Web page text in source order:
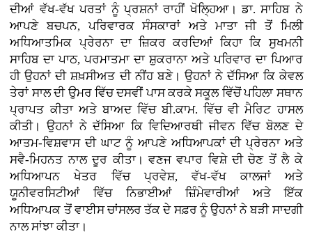
ਦੀਆਂ ਵੱਖ-ਵੱਖ ਪਰਤਾਂ ਨੂੰ ਪ੍ਰਸ਼ਨਾਂ ਰਾਹੀਂ ਖੋਲ੍ਹਿਆ। ਡਾ. ਸਾਹਿਬ ਨੇ
ਆਪਣੇ ਬਚਪਨ, ਪਰਿਵਾਰਕ ਸੰਸਕਾਰਾਂ ਅਤੇ ਮਾਤਾ ਜੀ ਤੋਂ ਮਿਲੀ
ਅਧਿਆਤਮਿਕ ਪ੍ਰੇਰਨਾ ਦਾ ਜ਼ਿਕਰ ਕਰਦਿਆਂ ਕਿਹਾ ਕਿ ਸੁਖਮਨੀ
ਸਾਹਿਬ ਦਾ ਪਾਠ, ਪਰਮਾਤਮਾ ਦਾ ਸ਼ੁਕਰਾਨਾ ਅਤੇ ਪਰਿਵਾਰ ਦਾ ਪਿਆਰ
ਹੀ ਉਹਨਾਂ ਦੀ ਸ਼ਖ਼ਸੀਅਤ ਦੀ ਨੀਂਹ ਬਣੇ। ਉਹਨਾਂ ਨੇ ਦੱਸਿਆ ਕਿ ਕੇਵਲ
ਤੇਰਾਂ ਸਾਲ ਦੀ ਉਮਰ ਵਿੱਚ ਦਸਵੀਂ ਪਾਸ ਕਰਕੇ ਸਕੂਲ ਵਿੱਚੋਂ ਪਹਿਲਾ ਸਥਾਨ
ਪ੍ਰਾਪਤ ਕੀਤਾ ਅਤੇ ਬਾਅਦ ਵਿੱਚ ਬੀ.ਕਾਮ. ਵਿੱਚ ਵੀ ਮੈਰਿਟ ਹਾਸਲ
ਕੀਤੀ। ਉਹਨਾਂ ਨੇ ਦੱਸਿਆ ਕਿ ਵਿਦਿਆਰਥੀ ਜੀਵਨ ਵਿੱਚ ਬੋਲਣ ਦੇ
ਆਤਮ-ਵਿਸ਼ਵਾਸ ਦੀ ਘਾਟ ਨੂੰ ਆਪਣੇ ਅਧਿਆਪਕਾਂ ਦੀ ਪ੍ਰੇਰਨਾ ਅਤੇ
ਸਵੈ-ਮਿਹਨਤ ਨਾਲ ਦੂਰ ਕੀਤਾ। ਵਣਜ ਵਪਾਰ ਵਿਸ਼ੇ ਦੀ ਚੋਣ ਤੋਂ ਲੈ ਕੇ
ਅਧਿਆਪਨ ਖੇਤਰ ਵਿੱਚ ਪ੍ਰਵੇਸ਼, ਵੱਖ-ਵੱਖ ਕਾਲਜਾਂ ਅਤੇ
ਯੂਨੀਵਰਸਿਟੀਆਂ ਵਿੱਚ ਨਿਭਾਈਆਂ ਜ਼ਿੰਮੇਵਾਰੀਆਂ ਅਤੇ ਇੱਕ
ਅਧਿਆਪਕ ਤੋਂ ਵਾਈਸ ਚਾਂਸਲਰ ਤੱਕ ਦੇ ਸਫ਼ਰ ਨੂੰ ਉਹਨਾਂ ਨੇ ਬੜੀ ਸਾਦਗੀ
ਨਾਲ ਸਾਂਝਾ ਕੀਤਾ।